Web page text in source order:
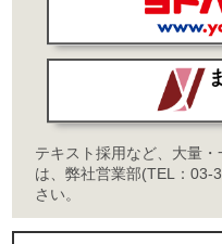
テキスト採用など、大量
は、弊社営業部(TEL：03-
さい。